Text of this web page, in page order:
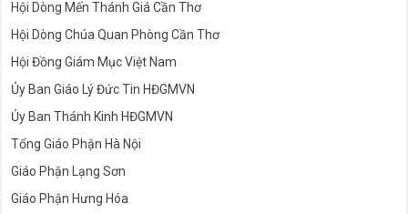
Hội Dòng Mến Thánh Giá Cần Thơ
Hội Dòng Chúa Quan Phòng Cần Thơ
Hội Đồng Giám Mục Việt Nam
Ủy Ban Giáo Lý Đức Tin HĐGMVN
Ủy Ban Thánh Kinh HĐGMVN
Tổng Giáo Phận Hà Nội
Giáo Phận Lạng Sơn
Giáo Phận Hưng Hóa